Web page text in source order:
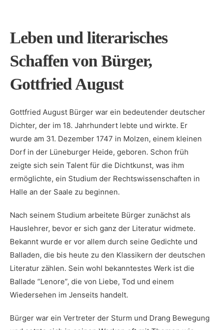
Leben und literarisches
Schaffen von Bürger,
Gottfried August
Gottfried August Bürger war ein⁢ bedeutender deutscher
Dichter, der im 18. Jahrhundert lebte⁤ und wirkte. Er
wurde am 31.‍ Dezember 1747 in Molzen, einem kleinen
Dorf in der Lüneburger Heide, ​geboren.⁢ Schon früh
zeigte sich sein Talent für die Dichtkunst, was ihm
ermöglichte, ein Studium der ⁤Rechtswissenschaften in
Halle an der Saale zu⁣ beginnen.
Nach ‌seinem Studium arbeitete Bürger‌ zunächst als
Hauslehrer, bevor er‍ sich ganz der Literatur⁣ widmete.⁣
Bekannt wurde er vor allem durch seine Gedichte und
Balladen, die bis heute zu den Klassikern der deutschen
Literatur zählen. Sein wohl bekanntestes Werk ist die⁣
Ballade “Lenore”, die von Liebe, Tod und‍ einem
Wiedersehen im Jenseits handelt.
Bürger war ein ‍Vertreter der Sturm und Drang Bewegung